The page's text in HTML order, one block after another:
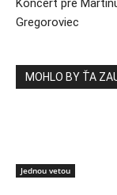
Koncert pre
Gregoroviec
MOHLO BY ŤA
Jednou vetou